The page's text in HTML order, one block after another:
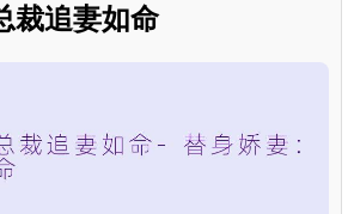
裁追妻如命